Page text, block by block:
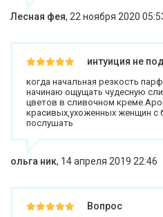
Лесная фея, 22 ноября 2020
интуиция не
когда начальная резкость
начинаю ощущать чудесную
цветов в сливочном
красивых,ухоженных женщин
послушать
ольга ник, 14 апреля 2019 22:46
Вопрос